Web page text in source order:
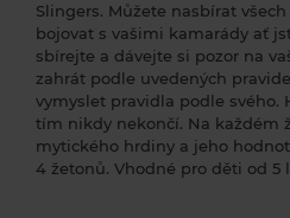
Slingers. Můžete nasbírat
bojovat s vašimi kamarády ať
sbírejte a dávejte si pozor na
zahrát podle uvedených
vymyslet pravidla podle svého.
tím nikdy nekončí. Na každém
mytického hrdiny a jeho
4 žetonů. Vhodné pro děti od 5